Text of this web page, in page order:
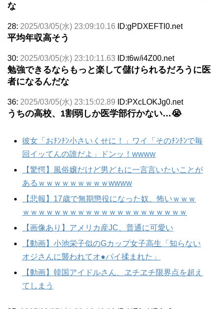
な
28: 2025/03/05(水) 23:09:10.16 ID:gPDXEFTl0.net
平均年収高そう
30: 2025/03/05(水) 23:10:11.63 ID:t6w/i4Z00.net
勉強できるならもっと楽して儲けられるだろうに医
者になるんだな
36: 2025/03/05(水) 23:15:02.89 ID:PXcLOKJg0.net
うちの高校、1割弱しか医学部行かない…😭
彼女「おﾁﾝﾁﾝ小さいくせに！」ワイ「そのﾁﾝﾁﾝで毎
回イッてんの誰だよ」ドンッ！wwww
【驚愕】風俗嬢だけど男どもに一言言いたいことが
あるｗｗｗｗｗｗｗｗｗwwww
【悲報】17歳で無期懲役になった奴、怖いｗｗｗ
ｗｗｗｗｗｗｗｗｗｗｗｗｗｗｗｗｗｗｗｗｗ
【画像あり】アメリカ産JC、普通に可愛い
【動画】小池栄子似のGカップ女子高生「知らない
オジさんに襲われてオ●パイ揉まれた」
【動画】韓国アイドルさん、ヱチヱチ限界点を超え
てしまう